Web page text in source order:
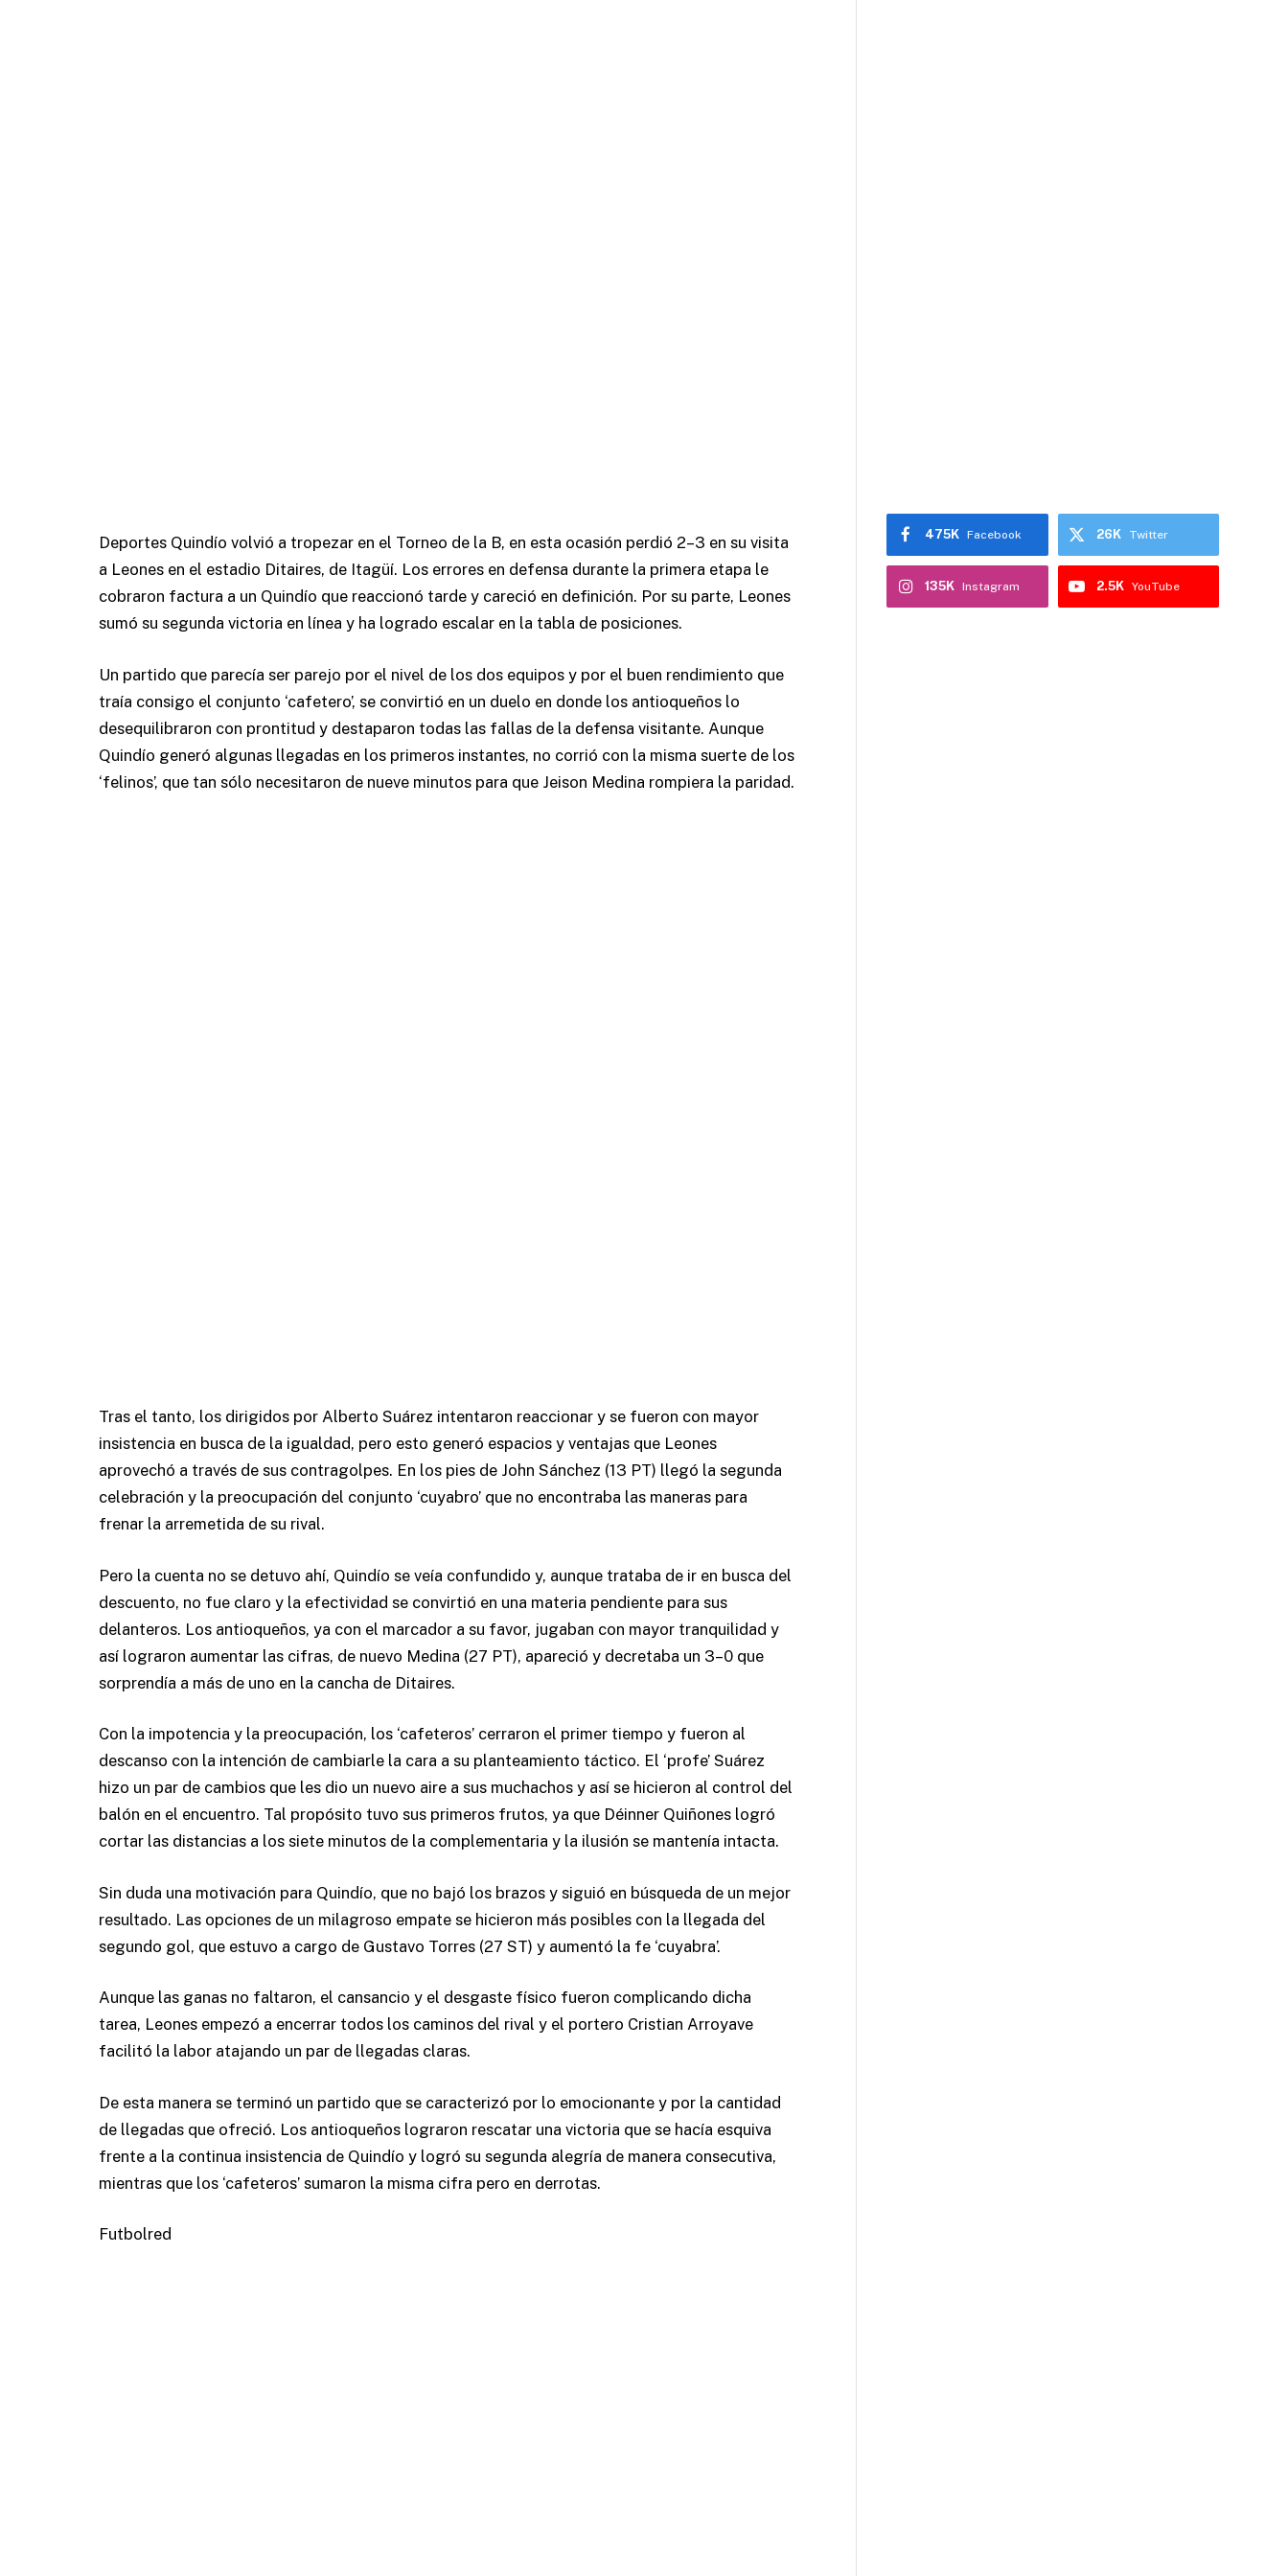
Deportes Quindío volvió a tropezar en el Torneo de la B, en esta ocasión perdió 2–3 en su visita
a Leones en el estadio Ditaires, de Itagüí. Los errores en defensa durante la primera etapa le
cobraron factura a un Quindío que reaccionó tarde y careció en definición. Por su parte, Leones
sumó su segunda victoria en línea y ha logrado escalar en la tabla de posiciones.
Un partido que parecía ser parejo por el nivel de los dos equipos y por el buen rendimiento que
traía consigo el conjunto ‘cafetero’, se convirtió en un duelo en donde los antioqueños lo
desequilibraron con prontitud y destaparon todas las fallas de la defensa visitante. Aunque
Quindío generó algunas llegadas en los primeros instantes, no corrió con la misma suerte de los
‘felinos’, que tan sólo necesitaron de nueve minutos para que Jeison Medina rompiera la paridad.
Tras el tanto, los dirigidos por Alberto Suárez intentaron reaccionar y se fueron con mayor
insistencia en busca de la igualdad, pero esto generó espacios y ventajas que Leones
aprovechó a través de sus contragolpes. En los pies de John Sánchez (13 PT) llegó la segunda
celebración y la preocupación del conjunto ‘cuyabro’ que no encontraba las maneras para
frenar la arremetida de su rival.
Pero la cuenta no se detuvo ahí, Quindío se veía confundido y, aunque trataba de ir en busca del
descuento, no fue claro y la efectividad se convirtió en una materia pendiente para sus
delanteros. Los antioqueños, ya con el marcador a su favor, jugaban con mayor tranquilidad y
así lograron aumentar las cifras, de nuevo Medina (27 PT), apareció y decretaba un 3–0 que
sorprendía a más de uno en la cancha de Ditaires.
Con la impotencia y la preocupación, los ‘cafeteros’ cerraron el primer tiempo y fueron al
descanso con la intención de cambiarle la cara a su planteamiento táctico. El ‘profe’ Suárez
hizo un par de cambios que les dio un nuevo aire a sus muchachos y así se hicieron al control del
balón en el encuentro. Tal propósito tuvo sus primeros frutos, ya que Déinner Quiñones logró
cortar las distancias a los siete minutos de la complementaria y la ilusión se mantenía intacta.
Sin duda una motivación para Quindío, que no bajó los brazos y siguió en búsqueda de un mejor
resultado. Las opciones de un milagroso empate se hicieron más posibles con la llegada del
segundo gol, que estuvo a cargo de Gustavo Torres (27 ST) y aumentó la fe ‘cuyabra’.
Aunque las ganas no faltaron, el cansancio y el desgaste físico fueron complicando dicha
tarea, Leones empezó a encerrar todos los caminos del rival y el portero Cristian Arroyave
facilitó la labor atajando un par de llegadas claras.
De esta manera se terminó un partido que se caracterizó por lo emocionante y por la cantidad
de llegadas que ofreció. Los antioqueños lograron rescatar una victoria que se hacía esquiva
frente a la continua insistencia de Quindío y logró su segunda alegría de manera consecutiva,
mientras que los ‘cafeteros’ sumaron la misma cifra pero en derrotas.
Futbolred
Facebook
475K Twitter
26K
Instagram
135K YouTube
2.5K